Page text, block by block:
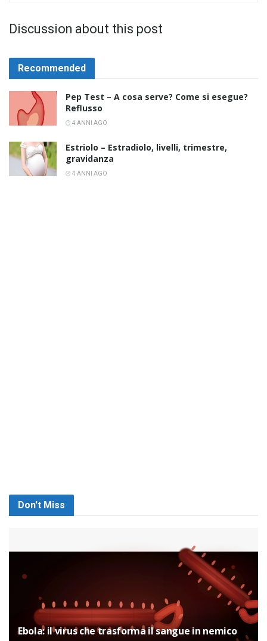
Discussion about this post
Recommended
Pep Test – A cosa serve? Come si esegue?
Reflusso
4 ANNI AGO
Estriolo – Estradiolo, livelli, trimestre,
gravidanza
4 ANNI AGO
Don't Miss
Ebola: il virus che trasforma il sangue in nemico